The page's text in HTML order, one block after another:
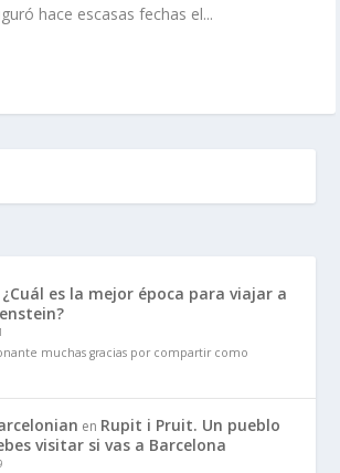
hace escasas fechas el...
¿Cuál es la mejor época para viajar a
muchas gracias por compartir como
en Rupit i Pruit. Un pueblo
visitar si vas a Barcelona